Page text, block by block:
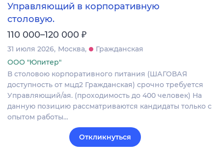
Управляющий в корпоративную
столовую.
110 000–120 000 ₽
31 июля 2026 Москва
Гражданская
ООО "Юпитер"
В столовою корпоративного питания (ШАГОВАЯ
доступность от мцд2 Гражданская) срочно требуется
Управляющий/ая. (проходимость до 400 человек) На
данную позицию рассматриваются кандидаты только с
опытом работы…
Откликнуться